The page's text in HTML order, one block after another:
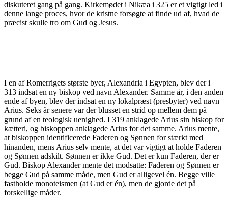
diskuteret gang på gang. Kirkemødet i Nikæa i 325 er et vigtigt led i
denne lange proces, hvor de kristne forsøgte at finde ud af, hvad de
præcist skulle tro om Gud og Jesus.
I en af Romerrigets største byer, Alexandria i Egypten, blev der i
313 indsat en ny biskop ved navn Alexander. Samme år, i den anden
ende af byen, blev der indsat en ny lokalpræst (presbyter) ved navn
Arius. Seks år senere var der blusset en strid op mellem dem på
grund af en teologisk uenighed. I 319 anklagede Arius sin biskop for
kætteri, og biskoppen anklagede Arius for det samme. Arius mente,
at biskoppen identificerede Faderen og Sønnen for stærkt med
hinanden, mens Arius selv mente, at det var vigtigt at holde Faderen
og Sønnen adskilt. Sønnen er ikke Gud. Det er kun Faderen, der er
Gud. Biskop Alexander mente det modsatte: Faderen og Sønnen er
begge Gud på samme måde, men Gud er alligevel én. Begge ville
fastholde monoteismen (at Gud er én), men de gjorde det på
forskellige måder.